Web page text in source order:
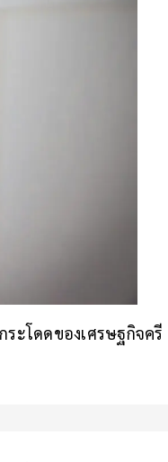
ะโดดของเศรษฐกิจครี